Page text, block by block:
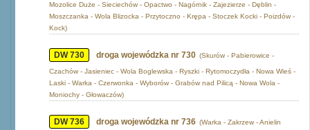
Mozolice Duże - Sieciechów - Opactwo - Nagórnik - Zajezierze - Dęblin -
Moszczanka - Wola Blizocka - Przytoczno - Krępa - Stoczek Kocki - Poizdów -
Kock)
DW 730 droga wojewódzka nr 730 (Skurów - Pabierowice -
Czachów - Jasieniec - Wola Boglewska - Ryszki - Rytomoczydła - Nowa Wieś -
Laski - Warka - Czerwonka - Wyborów - Grabów nad Pilicą - Nowa Wola -
Moniochy - Głowaczów)
DW 736 droga wojewódzka nr 736 (Warka - Zakrzew - Anielin